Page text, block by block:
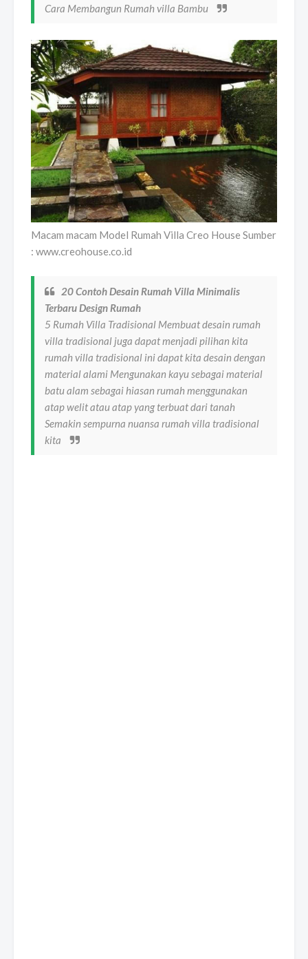
Cara Membangun Rumah villa Bambu
Macam macam Model Rumah Villa Creo House Sumber
: www.creohouse.co.id
20 Contoh Desain Rumah Villa Minimalis
Terbaru Design Rumah
5 Rumah Villa Tradisional Membuat desain rumah
villa tradisional juga dapat menjadi pilihan kita
rumah villa tradisional ini dapat kita desain dengan
material alami Mengunakan kayu sebagai material
batu alam sebagai hiasan rumah menggunakan
atap welit atau atap yang terbuat dari tanah
Semakin sempurna nuansa rumah villa tradisional
kita